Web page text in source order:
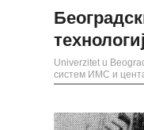
Univerzitet u
систем ИМС и